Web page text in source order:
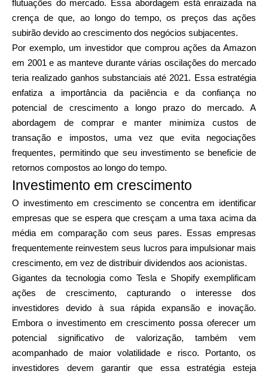
flutuações do mercado. Essa abordagem está enraizada na
crença de que, ao longo do tempo, os preços das ações
subirão devido ao crescimento dos negócios subjacentes.
Por exemplo, um investidor que comprou ações da Amazon
em 2001 e as manteve durante várias oscilações do mercado
teria realizado ganhos substanciais até 2021. Essa estratégia
enfatiza a importância da paciência e da confiança no
potencial de crescimento a longo prazo do mercado. A
abordagem de comprar e manter minimiza custos de
transação e impostos, uma vez que evita negociações
frequentes, permitindo que seu investimento se beneficie de
retornos compostos ao longo do tempo.
Investimento em crescimento
O investimento em crescimento se concentra em identificar
empresas que se espera que cresçam a uma taxa acima da
média em comparação com seus pares. Essas empresas
frequentemente reinvestem seus lucros para impulsionar mais
crescimento, em vez de distribuir dividendos aos acionistas.
Gigantes da tecnologia como Tesla e Shopify exemplificam
ações de crescimento, capturando o interesse dos
investidores devido à sua rápida expansão e inovação.
Embora o investimento em crescimento possa oferecer um
potencial significativo de valorização, também vem
acompanhado de maior volatilidade e risco. Portanto, os
investidores devem garantir que essa estratégia esteja